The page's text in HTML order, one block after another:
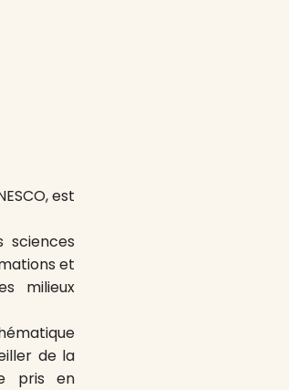
est
sciences
et
milieux
de la
pris en